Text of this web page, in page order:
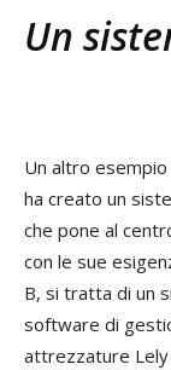
Un
Un altro esempio
ha creato un
che pone al
con le sue
B, si tratta di un
software di
attrezzature Lely